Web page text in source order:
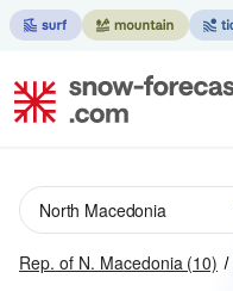
Rep. of N. Macedonia (10)